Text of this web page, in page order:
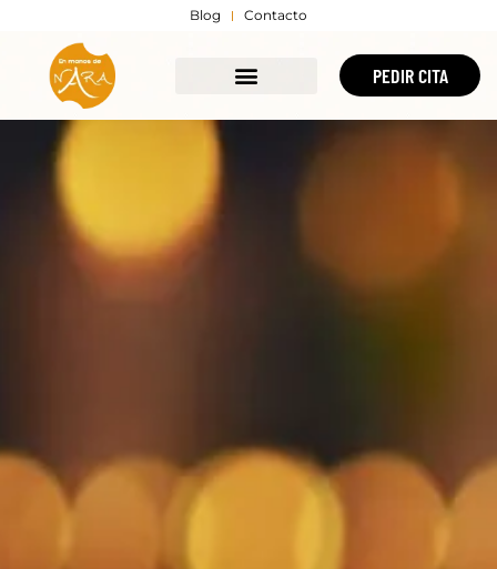
Blog Contacto
PEDIR CITA